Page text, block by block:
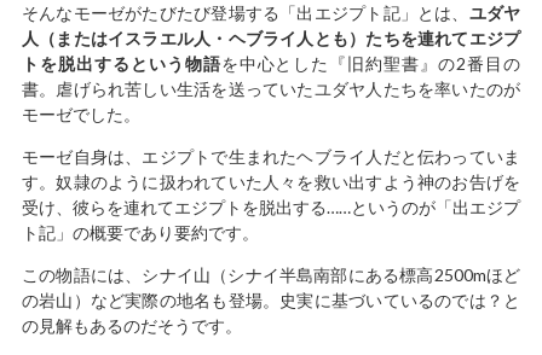
そんなモーゼがたびたび登場する「出エジプト記」とは、 ユダヤ
人（またはイスラエル人・ヘブライ人とも）たちを連れてエジプ
トを脱出するという物語を中心とした『旧約聖書』の2番目の
書。虐げられ苦しい生活を送っていたユダヤ人たちを率いたのが
モーゼでした。
モーゼ自身は、エジプトで生まれたヘブライ人だと伝わっていま
す。奴隷のように扱われていた人々を救い出すよう神のお告げを
受け、彼らを連れてエジプトを脱出する……というのが「出エジプ
ト記」の概要であり要約です。
この物語には、シナイ山（シナイ半島南部にある標高2500mほど
の岩山）など実際の地名も登場。史実に基づいているのでは？と
の見解もあるのだそうです。